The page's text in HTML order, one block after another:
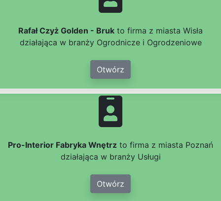
Rafał Czyż Golden - Bruk to firma z miasta Wisła
działająca w branży Ogrodnicze i Ogrodzeniowe
Otwórz
Pro-Interior Fabryka Wnętrz to firma z miasta Poznań
działająca w branży Usługi
Otwórz